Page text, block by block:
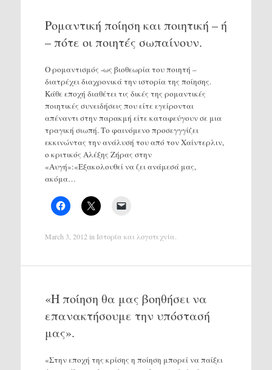
Ρομαντική ποίηση και ποιητική – ή
– πότε οι ποιητές σωπαίνουν.
Ο ρομαντισμός -ως βιοθεωρία του ποιητή –
διατρέχει διαχρονικά την ιστορία της ποίησης.
Κάθε εποχή διαθέτει τις δικές της ρομαντικές
ποιητικές συνειδήσεις που είτε εγείρονται
απέναντι στην παρακμή είτε καταφεύγουν σε μια
τραγική σιωπή. Το φαινόμενο προσεγγγίζει
εκκινώντας την ανάλυσή του από τον Χαίντερλιν,
ο κριτικός Αλέξης Ζήρας στην
«Αυγή»:«Εξακολουθεί να ζει ανάμεσά μας,
ακόμα…
March 3, 2012 in Ιστορία και λογοτεχνία
«Η ποίηση θα μας βοηθήσει να
επανακτήσουμε την υπόστασή
μας».
«Στην εποχή της κρίσης η ποίηση μπορεί να παίξει